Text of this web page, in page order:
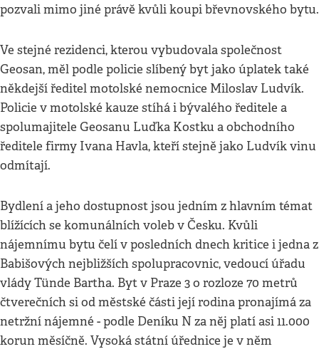
pozvali mimo jiné právě kvůli koupi břevnovského bytu.
Ve stejné rezidenci, kterou vybudovala společnost
Geosan, měl podle policie slíbený byt jako úplatek také
někdejší ředitel motolské nemocnice Miloslav Ludvík.
Policie v motolské kauze stíhá i bývalého ředitele a
spolumajitele Geosanu Luďka Kostku a obchodního
ředitele firmy Ivana Havla, kteří stejně jako Ludvík vinu
odmítají.
Bydlení a jeho dostupnost jsou jedním z hlavním témat
blížících se komunálních voleb v Česku. Kvůli
nájemnímu bytu čelí v posledních dnech kritice i jedna z
Babišových nejbližších spolupracovnic, vedoucí úřadu
vlády Tünde Bartha. Byt v Praze 3 o rozloze 70 metrů
čtverečních si od městské části její rodina pronajímá za
netržní nájemné - podle Deníku N za něj platí asi 11.000
korun měsíčně. Vysoká státní úřednice je v něm